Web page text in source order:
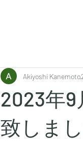
2023年
致しま
Akiyoshi Kanemoto